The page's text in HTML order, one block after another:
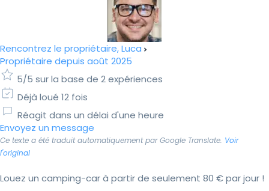
Rencontrez le propriétaire, Luca
Propriétaire depuis août 2025
5/5 sur la base de 2 expériences
Déjà loué 12 fois
Réagit dans un délai d'une heure
Envoyez un message
Ce texte a été traduit automatiquement par Google Translate. Voir
l'original
Louez un camping-car à partir de seulement 80 € par jour !